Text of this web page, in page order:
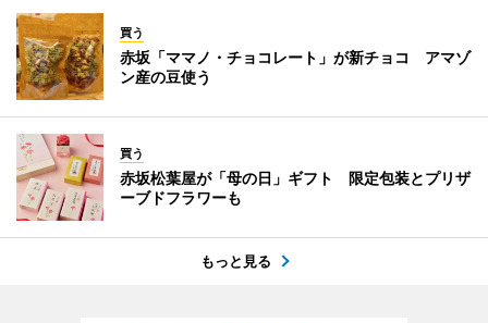
買う
赤坂「ママノ・チョコレート」が新チョコ アマゾ
ン産の豆使う
買う
赤坂松葉屋が「母の日」ギフト 限定包装とプリザ
ーブドフラワーも
もっと見る